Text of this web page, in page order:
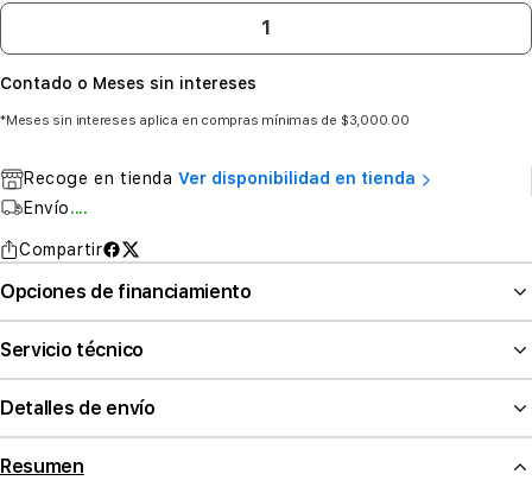
Contado o Meses sin intereses
*Meses sin intereses aplica en compras mínimas de $3,000.00
Recoge en tienda Ver disponibilidad en tienda
Envío....
Compartir
Opciones de financiamiento
Servicio técnico
Detalles de envío
Resumen